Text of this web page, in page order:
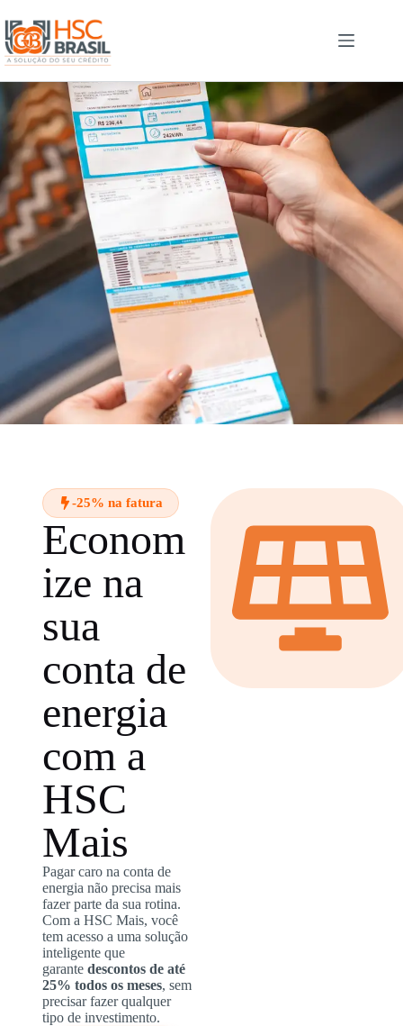
-25% na fatura
Econom
ize na
sua
conta de
energia
com a
HSC
Mais
Pagar caro na conta de
energia não precisa mais
fazer parte da sua rotina.
Com a HSC Mais, você
tem acesso a uma solução
inteligente que
garante descontos de até
25% todos os meses, sem
precisar fazer qualquer
tipo de investimento.